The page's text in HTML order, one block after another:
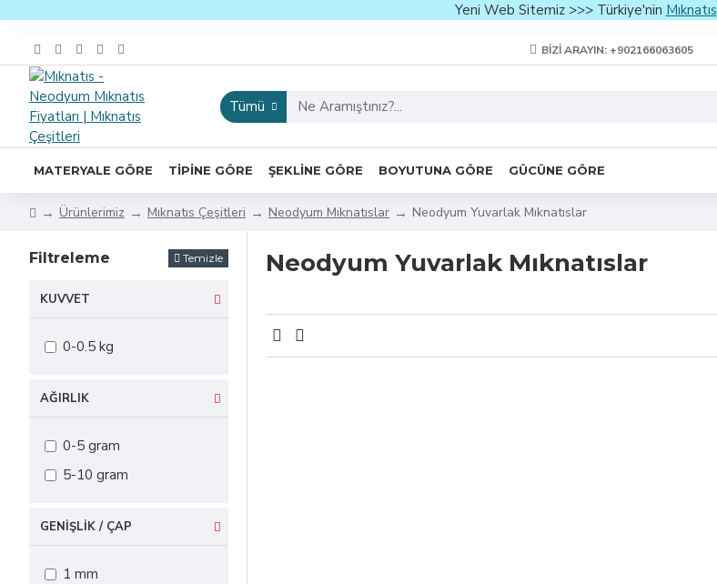
Yeni Web Sitemiz >>> Türkiye'nin Mıknatıs
BIZI ARAYIN: +902166063605
Tümü
MATERYALE GÖRE TIPINE GÖRE ŞEKLINE GÖRE BOYUTUNA GÖRE GÜCÜNE GÖRE
Ürünlerimiz Mıknatıs Çeşitleri Neodyum Mıknatıslar Neodyum Yuvarlak Mıknatıslar
Filtreleme Temizle
KUVVET
0-0.5 kg
AĞIRLIK
0-5 gram
5-10 gram
GENIŞLIK / ÇAP
1 mm
Neodyum Yuvarlak Mıknatıslar